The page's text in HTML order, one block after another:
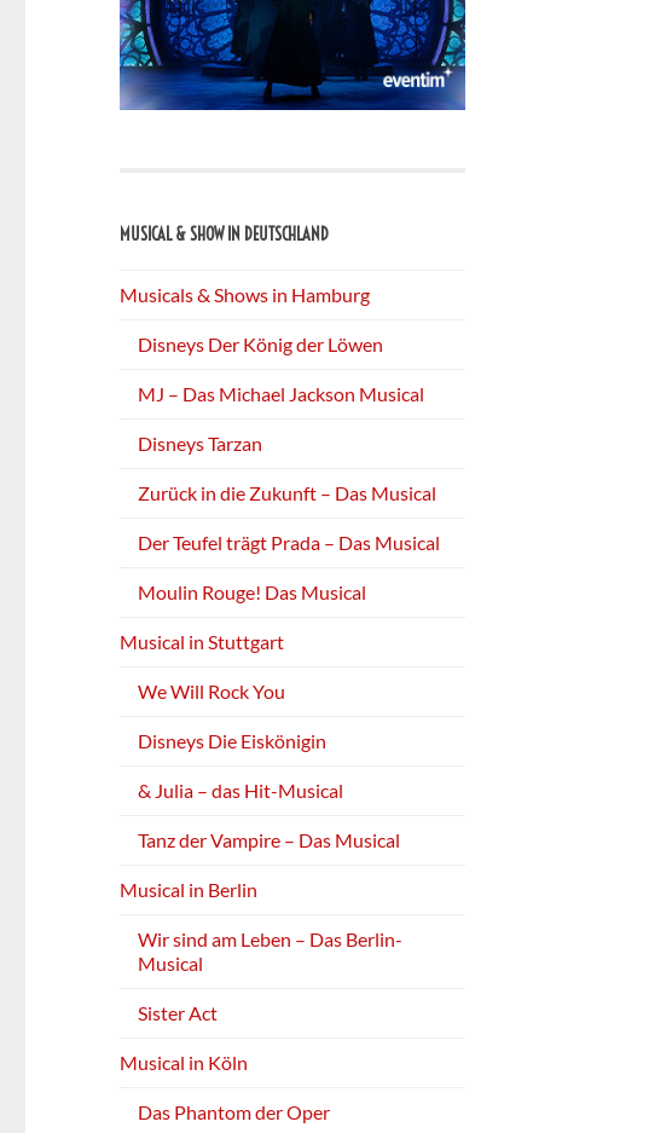
MUSICAL & SHOW IN DEUTSCHLAND
Musicals & Shows in Hamburg
Disneys Der König der Löwen
MJ – Das Michael Jackson Musical
Disneys Tarzan
Zurück in die Zukunft – Das Musical
Der Teufel trägt Prada – Das Musical
Moulin Rouge! Das Musical
Musical in Stuttgart
We Will Rock You
Disneys Die Eiskönigin
& Julia – das Hit-Musical
Tanz der Vampire – Das Musical
Musical in Berlin
Wir sind am Leben – Das Berlin-
Musical
Sister Act
Musical in Köln
Das Phantom der Oper